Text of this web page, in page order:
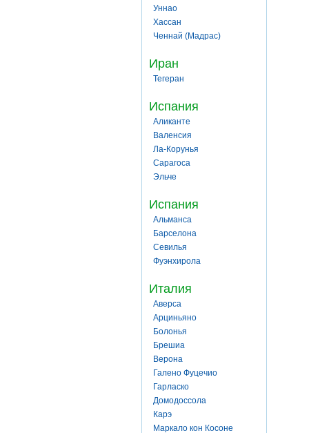
Уннао
Хассан
Ченнай (Мадрас)
Иран
Тегеран
Испания
Аликанте
Валенсия
Ла-Корунья
Сарагоса
Эльче
Испания
Альманса
Барселона
Севилья
Фуэнхирола
Италия
Аверса
Арциньяно
Болонья
Брешиа
Верона
Галено Фуцечио
Гарласко
Домодоссола
Карэ
Маркало кон Косоне